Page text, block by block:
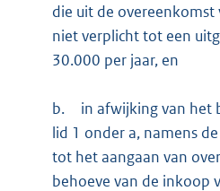
die uit de
niet verplicht tot een
30.000 per jaar, en
b.
in afwijking van het
lid 1 onder a, namens
tot het aangaan van
behoeve van de inkoop